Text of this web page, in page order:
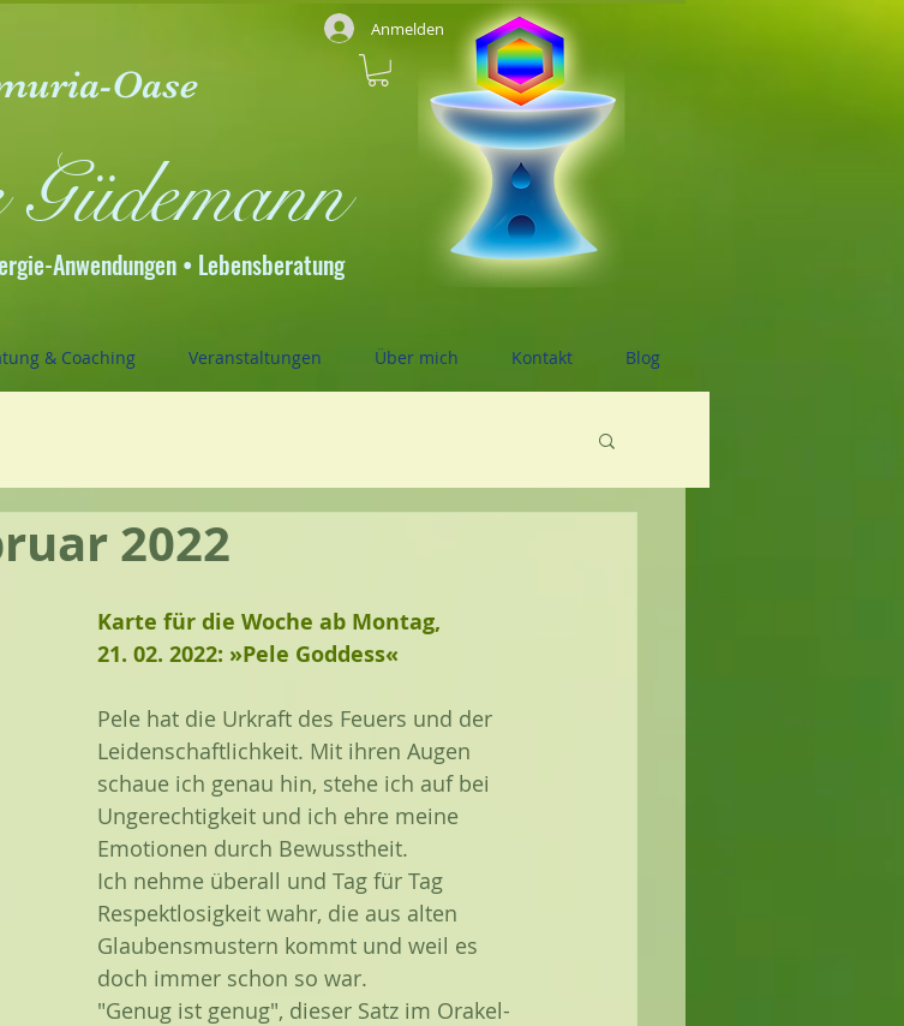
Oase
Anwendungen • Lebensberatung
Anmelden
& Coaching Veranstaltungen Über mich Kontakt Blog
2022
Karte für die Woche ab Montag,
21. 02. 2022: »Pele Goddess«
Pele hat die Urkraft des Feuers und der
Leidenschaftlichkeit. Mit ihren Augen
schaue ich genau hin, stehe ich auf bei
Ungerechtigkeit und ich ehre meine
Emotionen durch Bewusstheit.
Ich nehme überall und Tag für Tag
Respektlosigkeit wahr, die aus alten
Glaubensmustern kommt und weil es
doch immer schon so war.
"Genug ist genug", dieser Satz im Orakel-